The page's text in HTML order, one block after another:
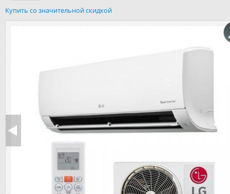
Купить со значительной скидкой